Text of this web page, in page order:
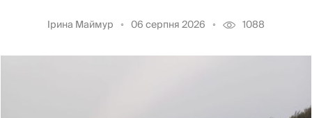
Ірина Маймур 06 серпня 2026 1088